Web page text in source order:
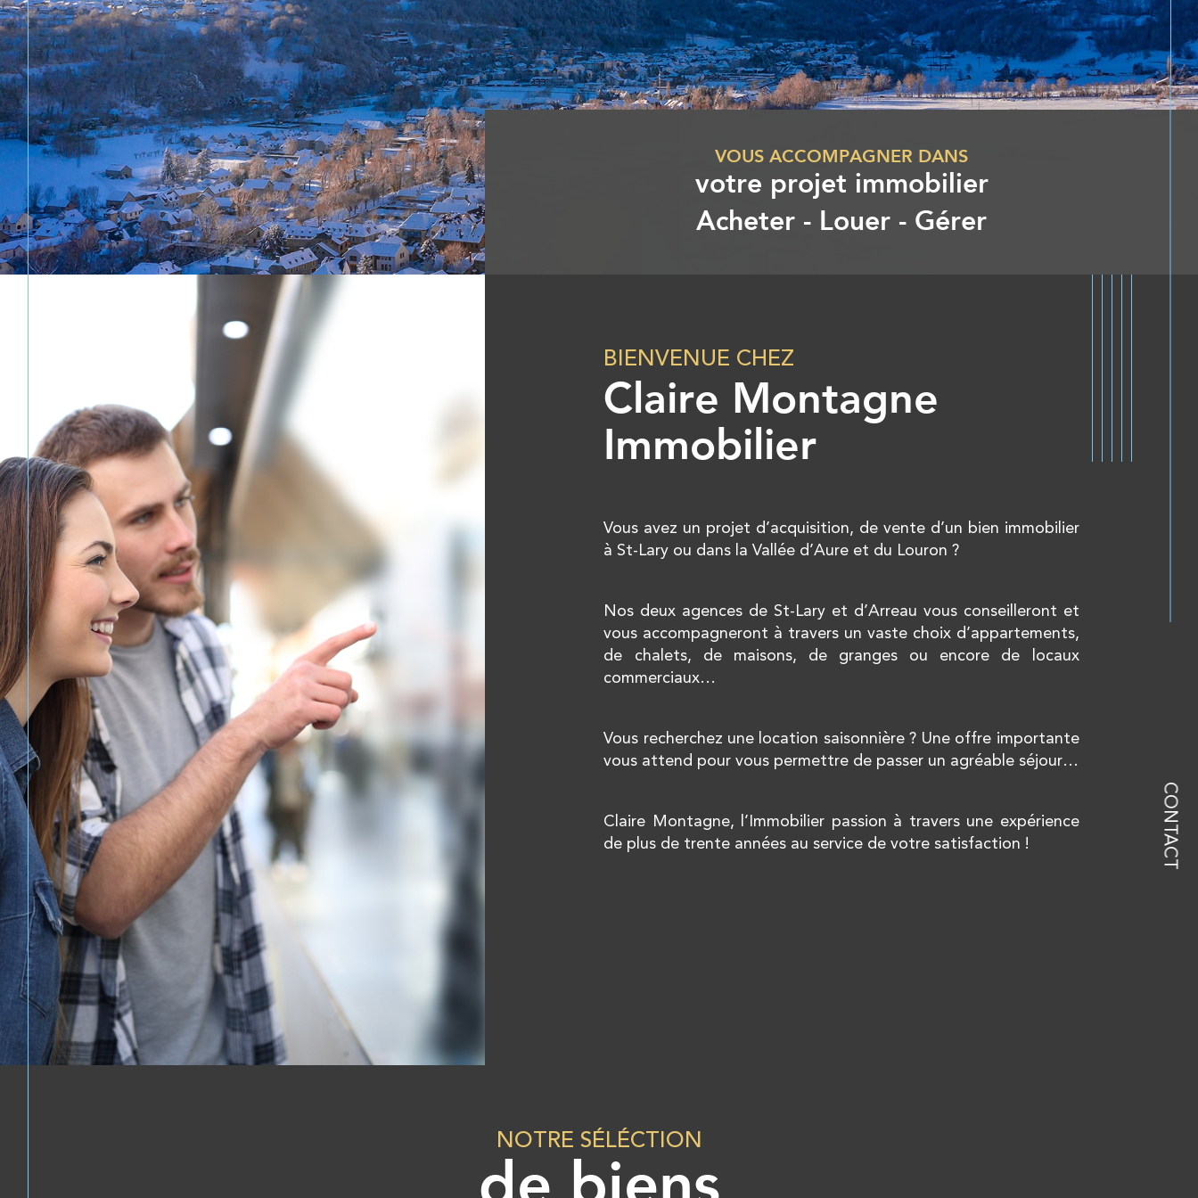
CONTACT
VOUS ACCOMPAGNER DANS
votre projet immobilier
Acheter - Louer - Gérer
BIENVENUE CHEZ
Claire Montagne
Immobilier
Vous avez un projet d’acquisition, de vente d’un bien immobilier
à St-Lary ou dans la Vallée d’Aure et du Louron ?
Nos deux agences de St-Lary et d’Arreau vous conseilleront et
vous accompagneront à travers un vaste choix d’appartements,
de chalets, de maisons, de granges ou encore de locaux
commerciaux…
Vous recherchez une location saisonnière ? Une offre importante
vous attend pour vous permettre de passer un agréable séjour…
Claire Montagne, l’Immobilier passion à travers une expérience
de plus de trente années au service de votre satisfaction !
NOTRE SÉLÉCTION
de biens